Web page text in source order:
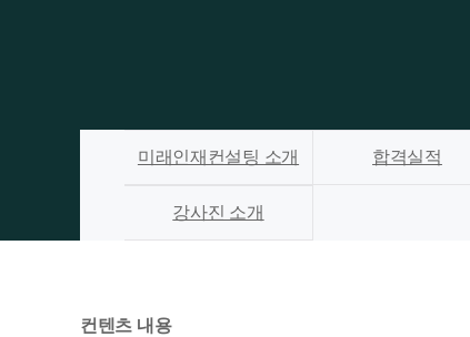
미래인재컨설팅 소개 합격실적
강사진 소개
컨텐츠 내용